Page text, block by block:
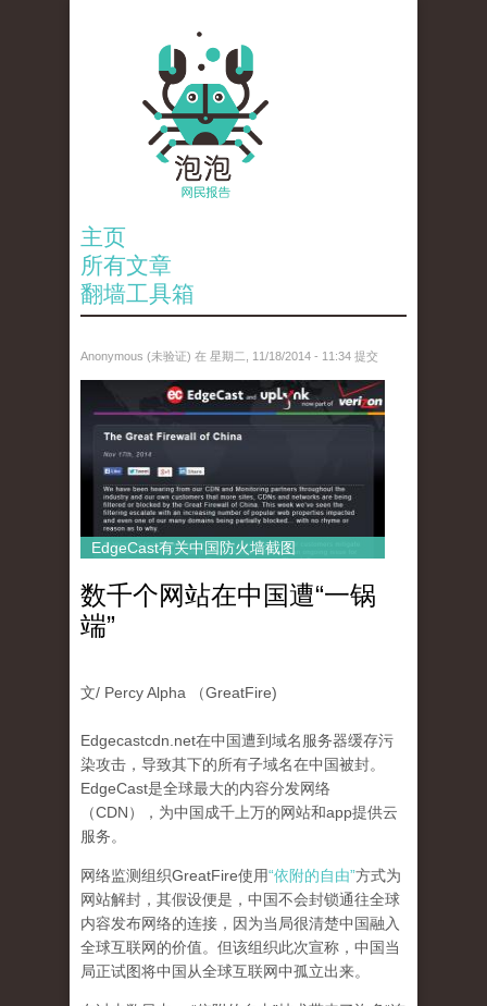
主页
所有文章
翻墙工具箱
Anonymous (未验证) 在 星期二, 11/18/2014 - 11:34 提交
edgecast.jpg
EdgeCast有关中国防火墙截图
数千个网站在中国遭“一锅
端”
文/ Percy Alpha （GreatFire)
Edgecastcdn.net在中国遭到域名服务器缓存污
染攻击，导致其下的所有子域名在中国被封。
EdgeCast是全球最大的内容分发网络
（CDN），为中国成千上万的网站和app提供云
服务。
网络监测组织GreatFire使用“依附的自由”方式为
网站解封，其假设便是，中国不会封锁通往全球
内容发布网络的连接，因为当局很清楚中国融入
全球互联网的价值。但该组织此次宣称，中国当
局正试图将中国从全球互联网中孤立出来。